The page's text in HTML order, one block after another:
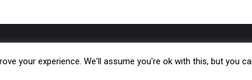
your experience. We'll assume you're ok with this, but you